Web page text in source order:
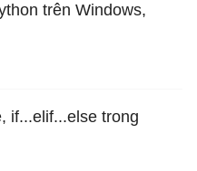
trên Windows,
if...elif...else trong